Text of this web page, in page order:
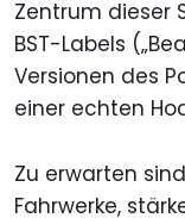
Zentrum dieser
BST-Labels
Versionen des
einer echten
Zu erwarten
Fahrwerke,